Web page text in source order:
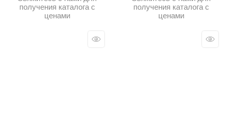
получения каталога с
ценами
получения каталога с
ценами